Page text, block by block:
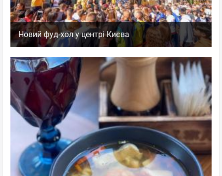
Новий фуд-хол у центрі Києва